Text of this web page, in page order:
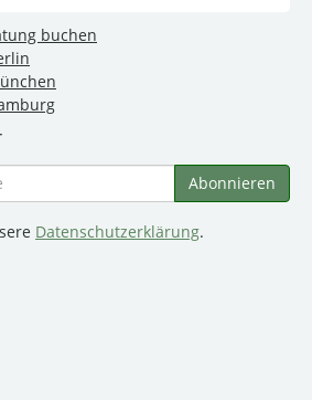
buchen
Datenschutzerklärung.